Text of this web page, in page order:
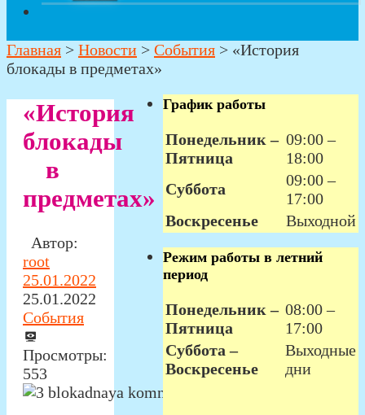
Главная > Новости > События > «История
блокады в предметах»
«История
блокады
в
предметах»
Автор:
root
25.01.2022
25.01.2022
События
Просмотры:
553
График работы
Понедельник –
Пятница
09:00 –
18:00
Суббота
09:00 –
17:00
Воскресенье
Выходной
Режим работы в летний
период
Понедельник –
Пятница
08:00 –
17:00
Суббота –
Воскресенье
Выходные
дни